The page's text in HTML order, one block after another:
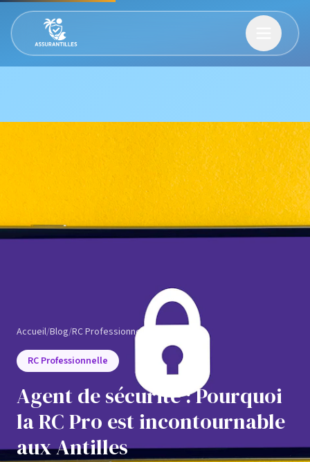
Accueil/Blog/RC Professionnelle
RC Professionnelle
Agent de sécurité : Pourquoi
la RC Pro est incontournable
aux Antilles